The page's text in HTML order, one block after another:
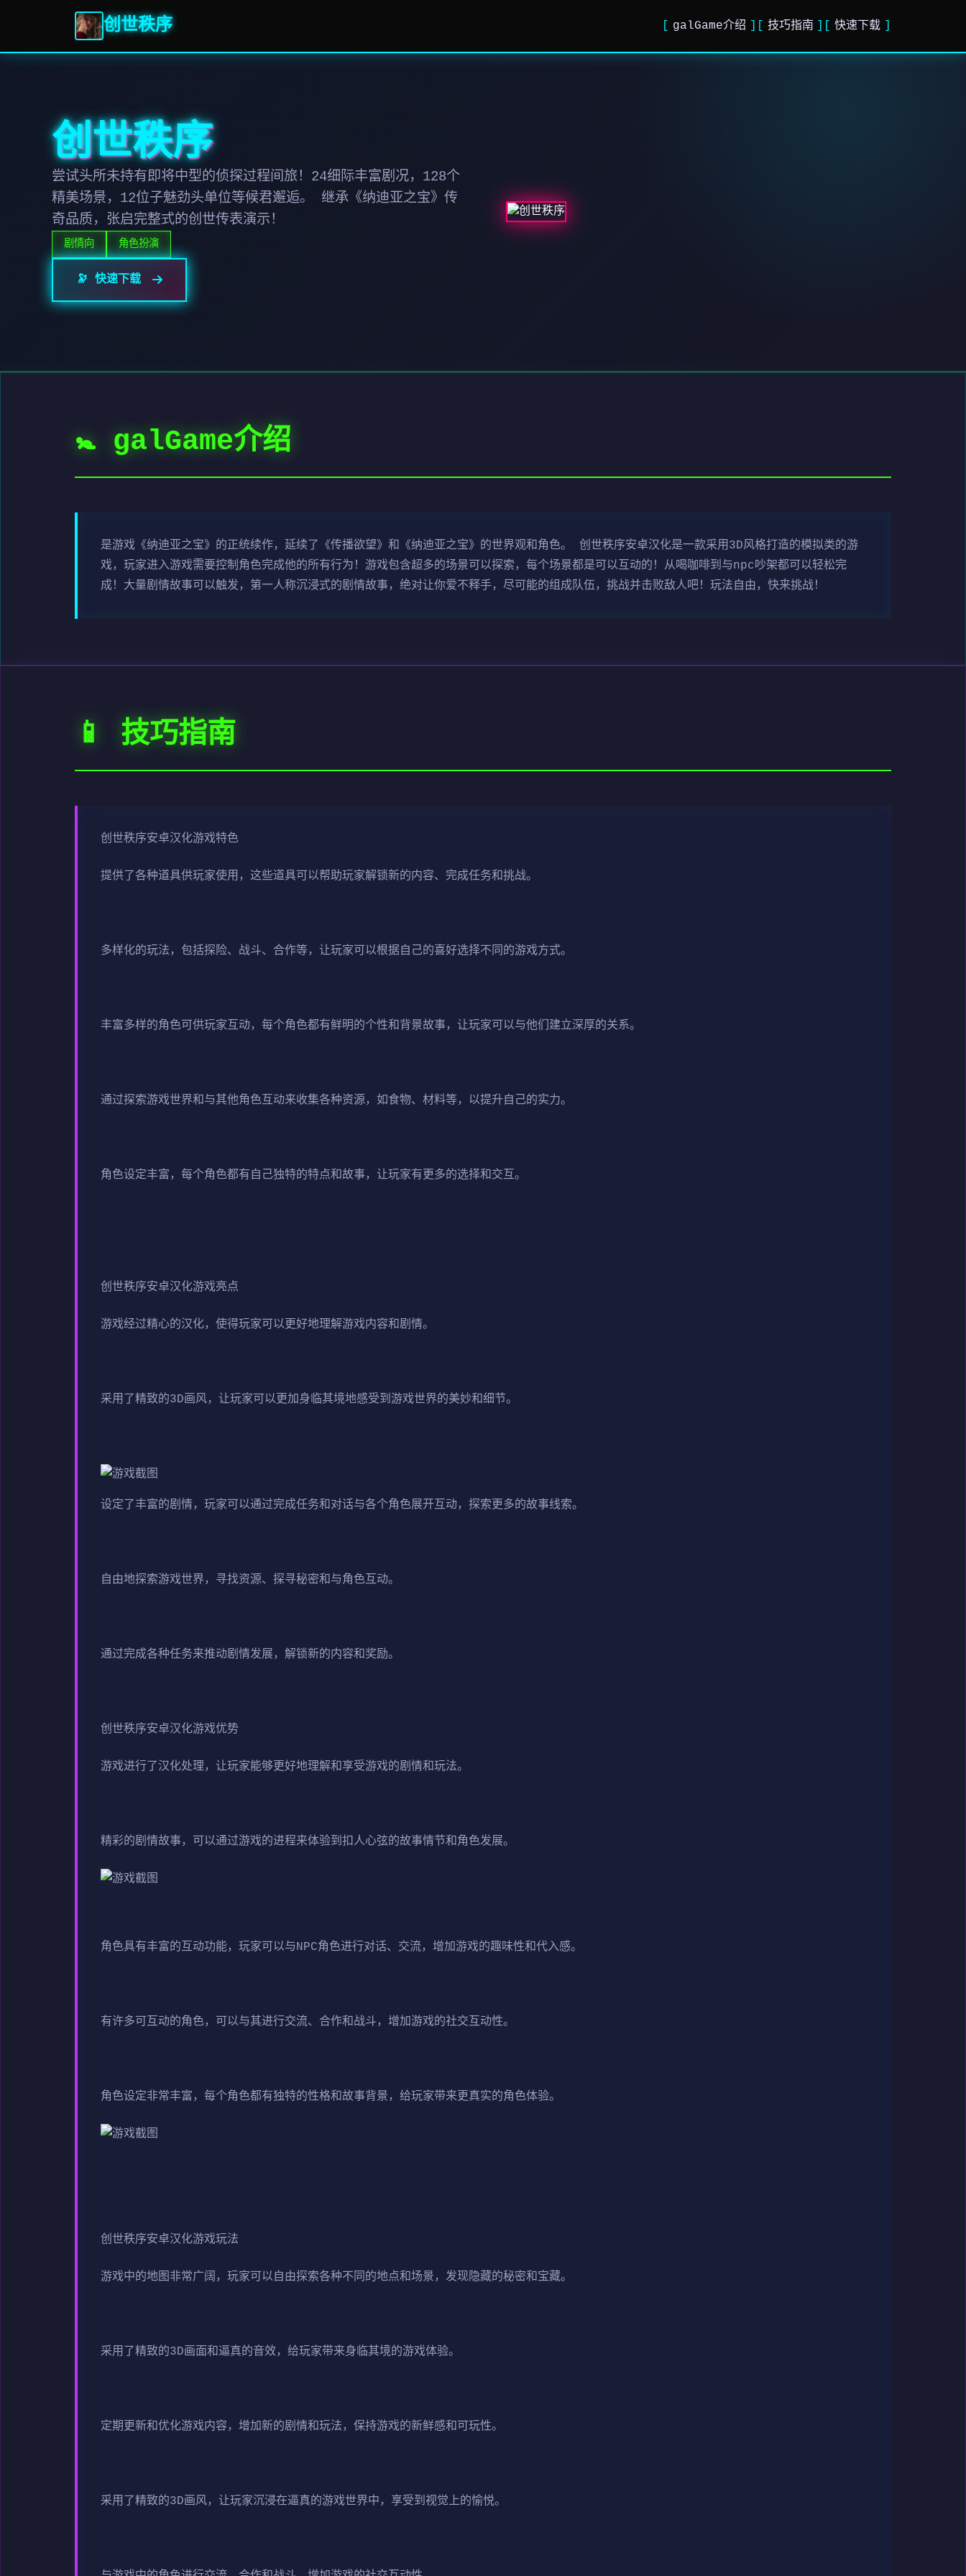
创世秩序 galGame介绍 技巧指南 快速下载
创世秩序
尝试头所未持有即将中型的侦探过程间旅！24细际丰富剧况，128个
精美场景，12位子魅劲头单位等候君邂逅。 继承《纳迪亚之宝》传
奇品质，张启完整式的创世传表演示！
剧情向 角色扮演
🔭 快速下载
🚼 galGame介绍
是游戏《纳迪亚之宝》的正统续作，延续了《传播欲望》和《纳迪亚之宝》的世界观和角色。 创世秩序安卓汉化是一款采用3D风格打造的模拟类的游
戏，玩家进入游戏需要控制角色完成他的所有行为！游戏包含超多的场景可以探索，每个场景都是可以互动的！从喝咖啡到与npc吵架都可以轻松完
成！大量剧情故事可以触发，第一人称沉浸式的剧情故事，绝对让你爱不释手，尽可能的组成队伍，挑战并击败敌人吧！玩法自由，快来挑战！
📱 技巧指南
创世秩序安卓汉化游戏特色
提供了各种道具供玩家使用，这些道具可以帮助玩家解锁新的内容、完成任务和挑战。
多样化的玩法，包括探险、战斗、合作等，让玩家可以根据自己的喜好选择不同的游戏方式。
丰富多样的角色可供玩家互动，每个角色都有鲜明的个性和背景故事，让玩家可以与他们建立深厚的关系。
通过探索游戏世界和与其他角色互动来收集各种资源，如食物、材料等，以提升自己的实力。
角色设定丰富，每个角色都有自己独特的特点和故事，让玩家有更多的选择和交互。
创世秩序安卓汉化游戏亮点
游戏经过精心的汉化，使得玩家可以更好地理解游戏内容和剧情。
采用了精致的3D画风，让玩家可以更加身临其境地感受到游戏世界的美妙和细节。
设定了丰富的剧情，玩家可以通过完成任务和对话与各个角色展开互动，探索更多的故事线索。
自由地探索游戏世界，寻找资源、探寻秘密和与角色互动。
通过完成各种任务来推动剧情发展，解锁新的内容和奖励。
创世秩序安卓汉化游戏优势
游戏进行了汉化处理，让玩家能够更好地理解和享受游戏的剧情和玩法。
精彩的剧情故事，可以通过游戏的进程来体验到扣人心弦的故事情节和角色发展。
角色具有丰富的互动功能，玩家可以与NPC角色进行对话、交流，增加游戏的趣味性和代入感。
有许多可互动的角色，可以与其进行交流、合作和战斗，增加游戏的社交互动性。
角色设定非常丰富，每个角色都有独特的性格和故事背景，给玩家带来更真实的角色体验。
创世秩序安卓汉化游戏玩法
游戏中的地图非常广阔，玩家可以自由探索各种不同的地点和场景，发现隐藏的秘密和宝藏。
采用了精致的3D画面和逼真的音效，给玩家带来身临其境的游戏体验。
定期更新和优化游戏内容，增加新的剧情和玩法，保持游戏的新鲜感和可玩性。
采用了精致的3D画风，让玩家沉浸在逼真的游戏世界中，享受到视觉上的愉悦。